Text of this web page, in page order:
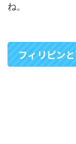
ね。
フィリピン